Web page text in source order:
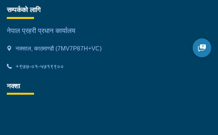
सम्पर्कको लागि
नेपाल प्रहरी प्रधान कार्यालय
नक्साल, काठमाण्डौ (7MV7P87H+VC)
+९७७-०१-५७१९९००
नक्शा